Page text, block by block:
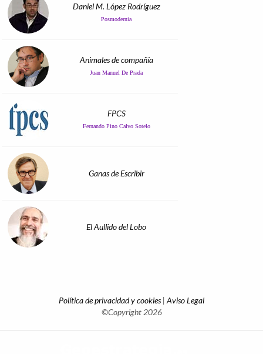
Daniel M. López Rodríguez
Posmodernia
Animales de compañía
Juan Manuel De Prada
FPCS
Fernando Pino Calvo Sotelo
Ganas de Escribir
El Aullido del Lobo
Política de privacidad y cookies| Aviso Legal
©Copyright 2026